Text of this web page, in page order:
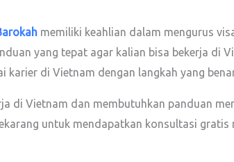
memiliki keahlian dalam mengurus
yang tepat agar kalian bisa bekerja di
karier di Vietnam dengan langkah yang
di Vietnam dan membutuhkan panduan
untuk mendapatkan konsultasi gratis